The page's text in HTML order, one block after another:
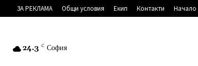
ЗА РЕКЛАМА Общи условия Екип Контакти Начало
24.3 C София